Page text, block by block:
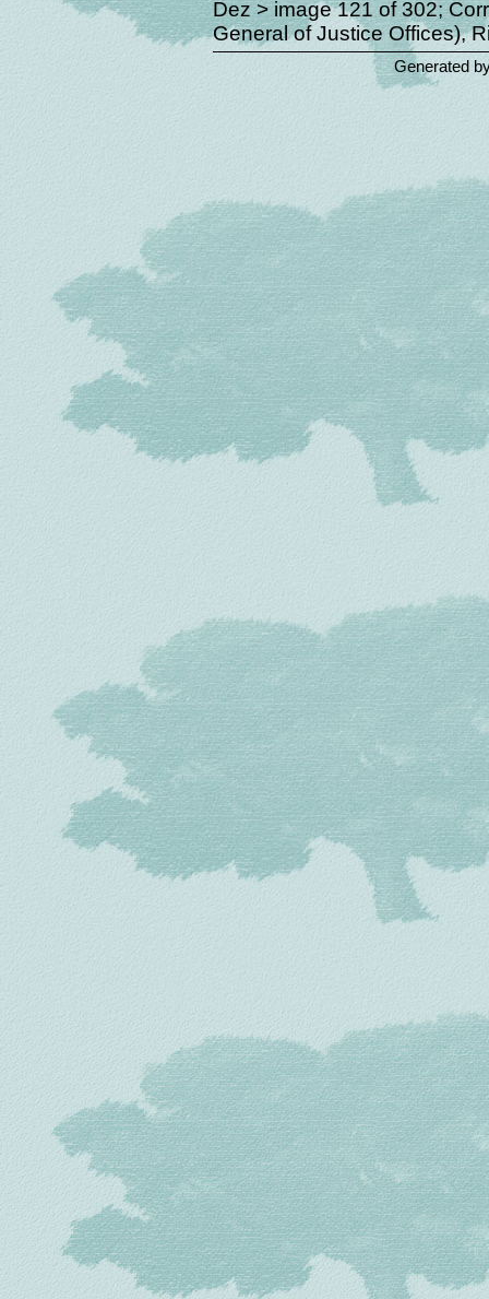
Dez > image 121 of 302;
General of Justice Offices),
Generated